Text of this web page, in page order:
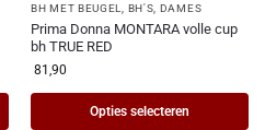
BH MET BEUGEL BH'S DAMES
Prima Donna MONTARA volle cup
bh TRUE RED
81,90
Opties selecteren